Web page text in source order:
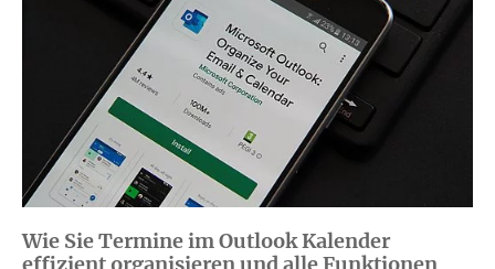
Wie Sie Termine im Outlook Kalender